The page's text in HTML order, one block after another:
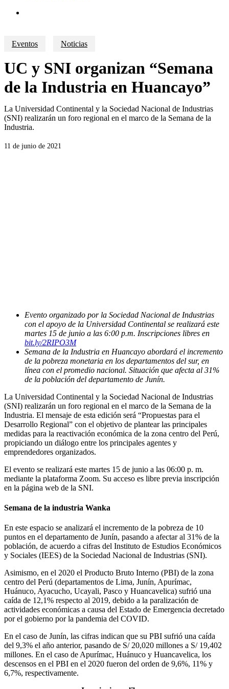
Eventos Noticias
UC y SNI organizan “Semana
de la Industria en Huancayo”
La Universidad Continental y la Sociedad Nacional de Industrias
(SNI) realizarán un foro regional en el marco de la Semana de la
Industria.
11 de junio de 2021
Evento organizado por la Sociedad Nacional de Industrias
con el apoyo de la Universidad Continental se realizará este
martes 15 de junio a las 6:00 p.m. Inscripciones libres en
bit.ly/2RIPO3M
Semana de la Industria en Huancayo abordará el incremento
de la pobreza monetaria en los departamentos del sur, en
línea con el promedio nacional. Situación que afecta al 31%
de la población del departamento de Junín.
La Universidad Continental y la Sociedad Nacional de Industrias
(SNI) realizarán un foro regional en el marco de la Semana de la
Industria. El mensaje de esta edición será “Propuestas para el
Desarrollo Regional” con el objetivo de plantear las principales
medidas para la reactivación económica de la zona centro del Perú,
propiciando un diálogo entre los principales agentes y
emprendedores organizados.
El evento se realizará este martes 15 de junio a las 06:00 p. m.
mediante la plataforma Zoom. Su acceso es libre previa inscripción
en la página web de la SNI.
Semana de la industria Wanka
En este espacio se analizará el incremento de la pobreza de 10
puntos en el departamento de Junín, pasando a afectar al 31% de la
población, de acuerdo a cifras del Instituto de Estudios Económicos
y Sociales (IEES) de la Sociedad Nacional de Industrias (SNI).
Asimismo, en el 2020 el Producto Bruto Interno (PBI) de la zona
centro del Perú (departamentos de Lima, Junín, Apurímac,
Huánuco, Ayacucho, Ucayali, Pasco y Huancavelica) sufrió una
caída de 12,1% respecto al 2019, debido a la paralización de
actividades económicas a causa del Estado de Emergencia decretado
por el gobierno por la pandemia del COVID.
En el caso de Junín, las cifras indican que su PBI sufrió una caída
del 9,3% el año anterior, pasando de S/ 20,020 millones a S/ 19,402
millones. En el caso de Apurímac, Huánuco y Huancavelica, los
descensos en el PBI en el 2020 fueron del orden de 9,6%, 11% y
6,7%, respectivamente.